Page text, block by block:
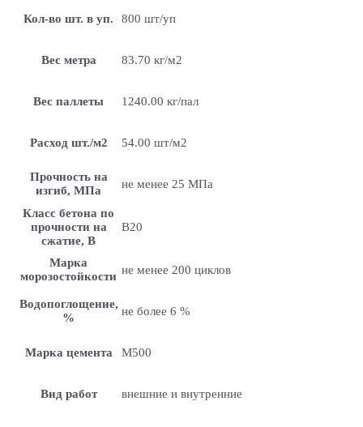
Кол-во шт. в уп. 800 шт/уп
Вес метра 83.70 кг/м2
Вес паллеты 1240.00 кг/пал
Расход шт./м2 54.00 шт/м2
Прочность на
изгиб, МПа
не менее 25 МПа
Класс бетона по
прочности на
сжатие, В
B20
Марка
морозостойкости не менее 200 циклов
Водопоглощение,
%
не более 6 %
Марка цемента M500
Вид работ внешние и внутренние